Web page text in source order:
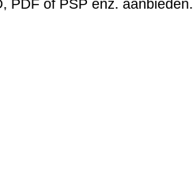
PDF of PSP enz. aanbieden.